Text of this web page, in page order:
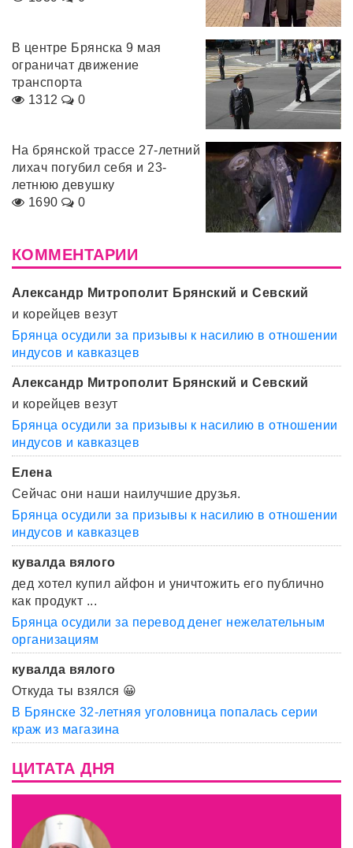
В центре Брянска 9 мая
ограничат движение
транспорта
1312
0
На брянской трассе 27-летний
лихач погубил себя и 23-
летнюю девушку
1690
0
КОММЕНТАРИИ
Александр Митрополит Брянский и Севский
и корейцев везут
Брянца осудили за призывы к насилию в отношении
индусов и кавказцев
Александр Митрополит Брянский и Севский
и корейцев везут
Брянца осудили за призывы к насилию в отношении
индусов и кавказцев
Елена
Сейчас они наши наилучшие друзья.
Брянца осудили за призывы к насилию в отношении
индусов и кавказцев
кувалда вялого
дед хотел купил айфон и уничтожить его публично
как продукт ...
Брянца осудили за перевод денег нежелательным
организациям
кувалда вялого
Откуда ты взялся 😀
В Брянске 32-летняя уголовница попалась серии
краж из магазина
ЦИТАТА ДНЯ